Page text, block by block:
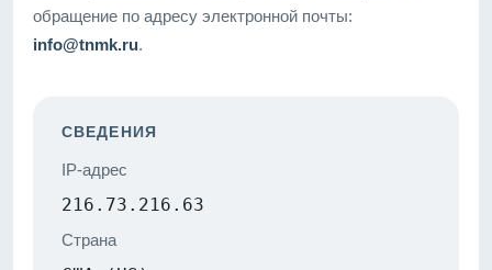
обращение по адресу электронной почты:
info@tnmk.ru.
СВЕДЕНИЯ
IP-адрес
216.73.216.63
Страна